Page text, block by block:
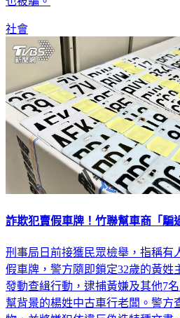
社會
詐欺犯賣假車牌！竹聯幫車商「騙
刑事局日前接獲民眾檢舉，指稱有
假車牌，警方隨即鎖定32歲的黃姓
發動查緝行動，逮捕黃嫌及其他7
幫背景的楊姓中古車行老闆。警方